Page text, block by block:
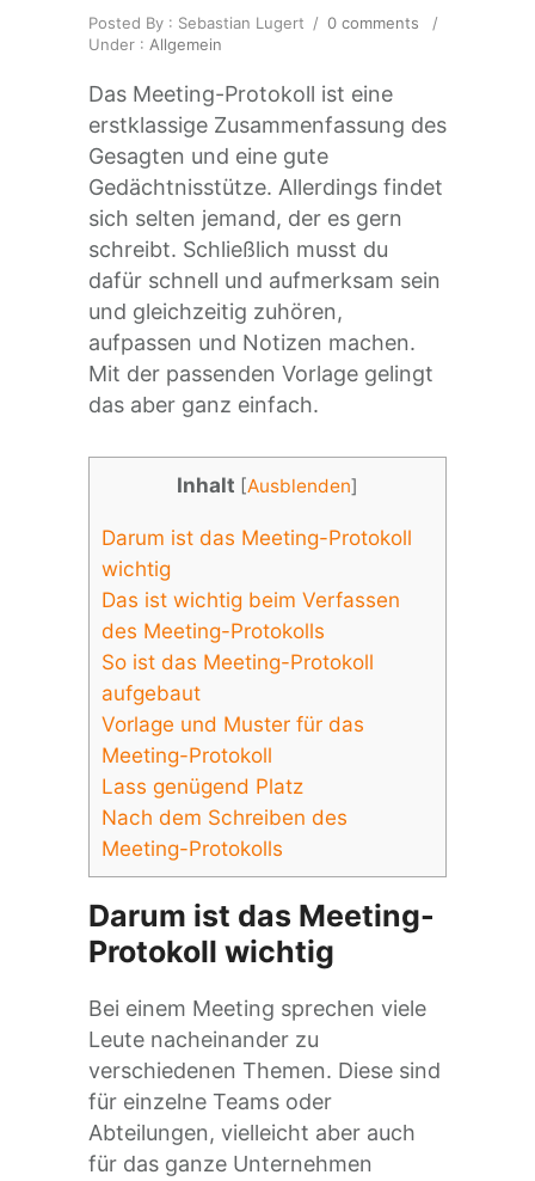
Posted By : Sebastian Lugert / 0 comments
/
Under : Allgemein
Das Meeting-Protokoll ist eine
erstklassige Zusammenfassung des
Gesagten und eine gute
Gedächtnisstütze. Allerdings findet
sich selten jemand, der es gern
schreibt. Schließlich musst du
dafür schnell und aufmerksam sein
und gleichzeitig zuhören,
aufpassen und Notizen machen.
Mit der passenden Vorlage gelingt
das aber ganz einfach.
Inhalt [Ausblenden]
Darum ist das Meeting-Protokoll
wichtig
Das ist wichtig beim Verfassen
des Meeting-Protokolls
So ist das Meeting-Protokoll
aufgebaut
Vorlage und Muster für das
Meeting-Protokoll
Lass genügend Platz
Nach dem Schreiben des
Meeting-Protokolls
Darum ist das Meeting-
Protokoll wichtig
Bei einem Meeting sprechen viele
Leute nacheinander zu
verschiedenen Themen. Diese sind
für einzelne Teams oder
Abteilungen, vielleicht aber auch
für das ganze Unternehmen